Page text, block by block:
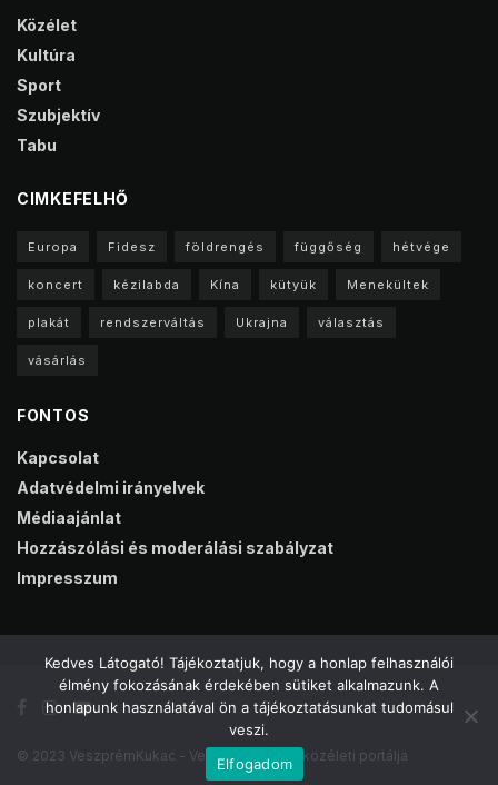
Közélet
Kultúra
Sport
Szubjektív
Tabu
CIMKEFELHŐ
Europa Fidesz földrengés függőség hétvége
koncert kézilabda Kína kütyük Menekültek
plakát rendszerváltás Ukrajna választás
vásárlás
FONTOS
Kapcsolat
Adatvédelmi irányelvek
Médiaajánlat
Hozzászólási és moderálási szabályzat
Impresszum
© 2023 VeszprémKukac - Veszprém online közéleti portálja
Kedves Látogató! Tájékoztatjuk, hogy a honlap felhasználói
élmény fokozásának érdekében sütiket alkalmazunk. A
honlapunk használatával ön a tájékoztatásunkat tudomásul
veszi.
Elfogadom